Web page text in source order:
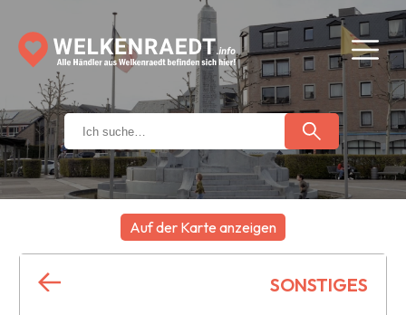
Auf der Karte anzeigen
SONSTIGES
+
−